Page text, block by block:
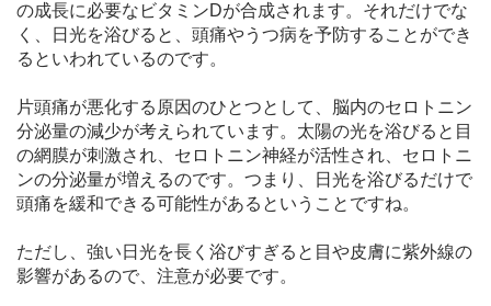
の成長に必要なビタミンDが合成されます。それだけでな
く、日光を浴びると、頭痛やうつ病を予防することができ
るといわれているのです。
片頭痛が悪化する原因のひとつとして、脳内のセロトニン
分泌量の減少が考えられています。太陽の光を浴びると目
の網膜が刺激され、セロトニン神経が活性され、セロトニ
ンの分泌量が増えるのです。つまり、日光を浴びるだけで
頭痛を緩和できる可能性があるということですね。
ただし、強い日光を長く浴びすぎると目や皮膚に紫外線の
影響があるので、注意が必要です。